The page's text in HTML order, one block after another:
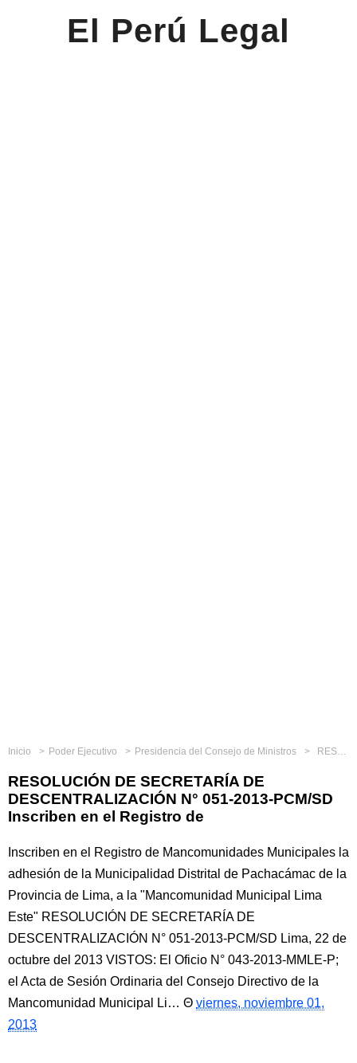
El Perú Legal
Inicio Poder Ejecutivo Presidencia del Consejo de Ministros RESOLUCIÓN DE SECRETARÍA DE DESCENTRALIZACIÓN N° 051-2013-PCM/SD Inscriben en el Registro de
RESOLUCIÓN DE SECRETARÍA DE
DESCENTRALIZACIÓN N° 051-2013-PCM/SD
Inscriben en el Registro de
Inscriben en el Registro de Mancomunidades Municipales la
adhesión de la Municipalidad Distrital de Pachacámac de la
Provincia de Lima, a la "Mancomunidad Municipal Lima
Este" RESOLUCIÓN DE SECRETARÍA DE
DESCENTRALIZACIÓN N° 051-2013-PCM/SD Lima, 22 de
octubre del 2013 VISTOS: El Oficio N° 043-2013-MMLE-P;
el Acta de Sesión Ordinaria del Consejo Directivo de la
Mancomunidad Municipal Li…
viernes, noviembre 01,
2013